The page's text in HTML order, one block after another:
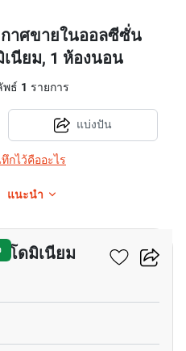
าศขายในออลซีซั่น
นียม, 1 ห้องนอน
พธ์ 1 รายการ
กไว้คืออะไร
แบ่งปัน
แนะนำ
ดมิเนียม